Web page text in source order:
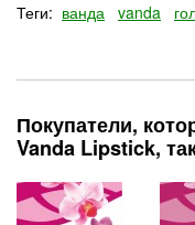
Теги: ванда vanda
Покупатели,
Vanda Lipstick,